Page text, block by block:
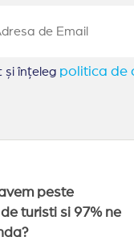
și înțeleg politica de
peste
turisti si 97% ne